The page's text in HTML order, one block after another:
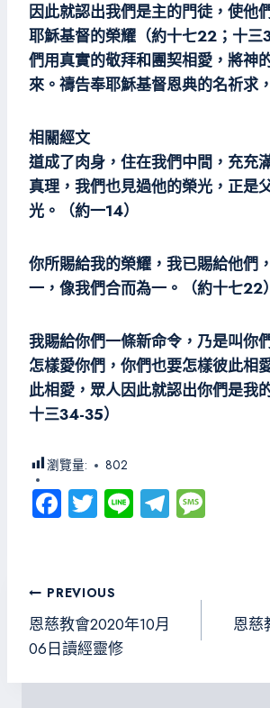
因此就認出我們是主的門徒，使他
耶穌基督的榮耀（約十七22；十
們用真實的敬拜和團契相愛，將神
來。禱告奉耶穌基督恩典的名祈求
相關經文
道成了肉身，住在我們中間，充充
真理，我們也見過他的榮光，正是
光。（約一14）
你所賜給我的榮耀，我已賜給他們
一，像我們合而為一。（約十七22）
我賜給你們一條新命令，乃是叫你
怎樣愛你們，你們也要怎樣彼此相
此相愛，眾人因此就認出你們是我
十三34-35）
瀏覽量: 802
Fa
ce
o
ok
T
wi
er
Li
ne
Te
le
文
章
導
覽
PREVIOUS
恩慈教會2020年10月
06日讀經靈修
恩慈